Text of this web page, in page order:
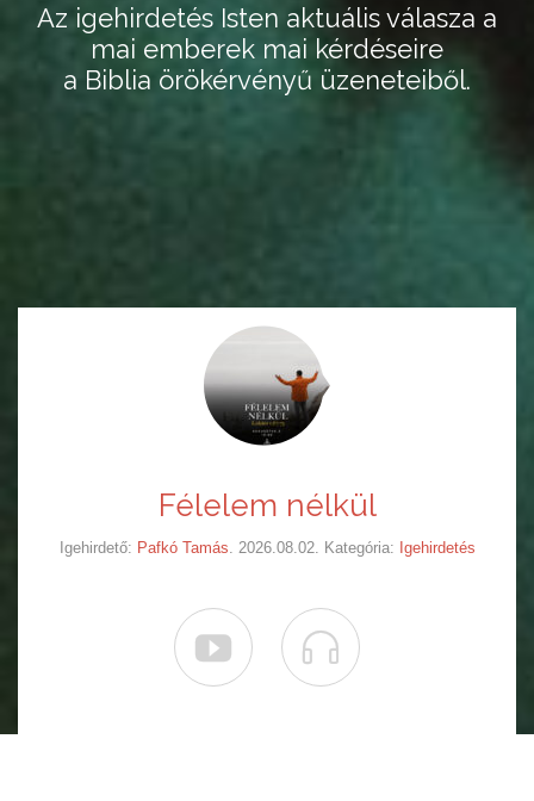
Az igehirdetés Isten aktuális válasza a
mai emberek mai kérdéseire
a Biblia örökérvényű üzeneteiből.
Félelem nélkül
Igehirdető: Pafkó Tamás . 2026.08.02. Kategória: Igehirdetés
 